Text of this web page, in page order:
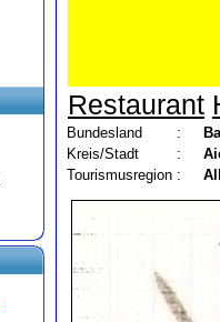
Restaurant
Bundesland :
Kreis/Stadt
:
Tourismusregion :